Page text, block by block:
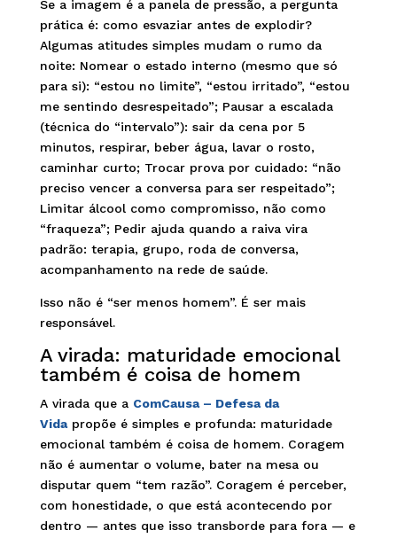
Se a imagem é a panela de pressão, a pergunta
prática é: como esvaziar antes de explodir?
Algumas atitudes simples mudam o rumo da
noite: Nomear o estado interno (mesmo que só
para si): “estou no limite”, “estou irritado”, “estou
me sentindo desrespeitado”; Pausar a escalada
(técnica do “intervalo”): sair da cena por 5
minutos, respirar, beber água, lavar o rosto,
caminhar curto; Trocar prova por cuidado: “não
preciso vencer a conversa para ser respeitado”;
Limitar álcool como compromisso, não como
“fraqueza”; Pedir ajuda quando a raiva vira
padrão: terapia, grupo, roda de conversa,
acompanhamento na rede de saúde.
Isso não é “ser menos homem”. É ser mais
responsável.
A virada: maturidade emocional
também é coisa de homem
A virada que a ComCausa – Defesa da
Vidapropõe é simples e profunda: maturidade
emocional também é coisa de homem. Coragem
não é aumentar o volume, bater na mesa ou
disputar quem “tem razão”. Coragem é perceber,
com honestidade, o que está acontecendo por
dentro — antes que isso transborde para fora — e